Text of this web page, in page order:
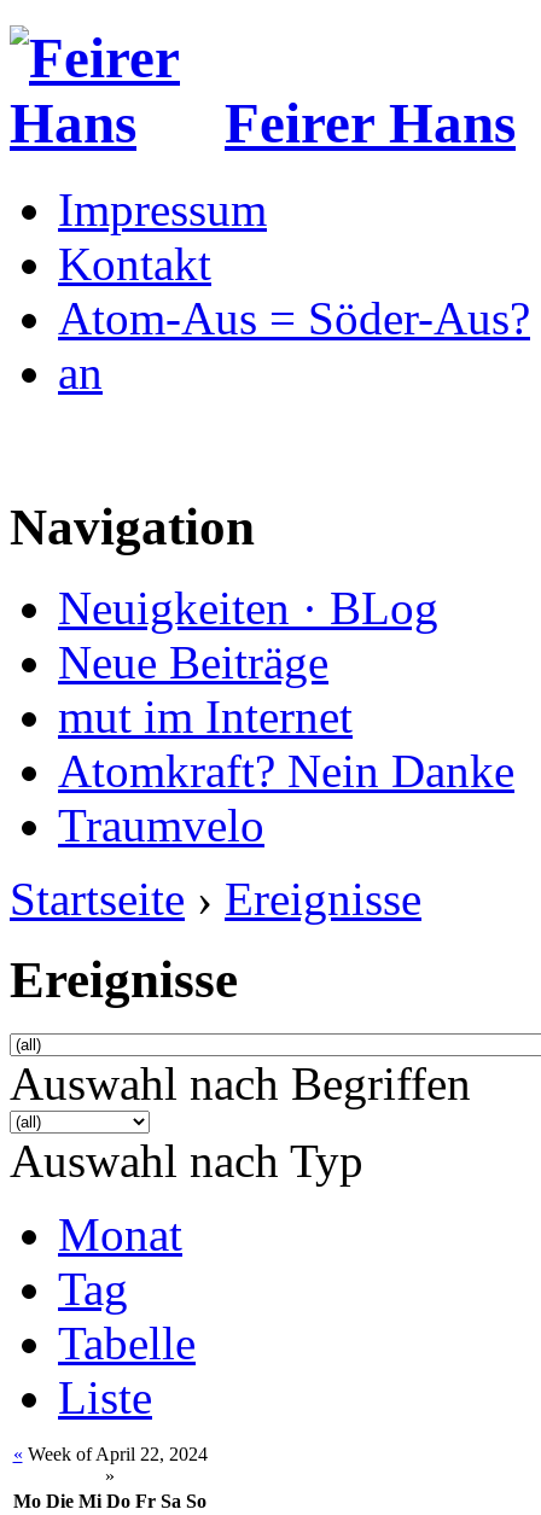
Feirer Hans
Impressum
Kontakt
Atom-Aus = Söder-Aus?
an
Navigation
Neuigkeiten · BLog
Neue Beiträge
mut im Internet
Atomkraft? Nein Danke
Traumvelo
Startseite › Ereignisse
Ereignisse
Auswahl nach Begriffen
Auswahl nach Typ
Monat
Tag
Tabelle
Liste
« Week of April 22, 2024
»
Mo Die Mi Do Fr Sa So